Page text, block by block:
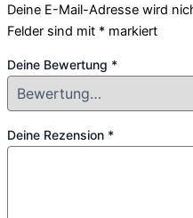
Deine E-Mail-Adresse wird
Felder sind mit * markiert
Deine Bewertung *
Deine Rezension *